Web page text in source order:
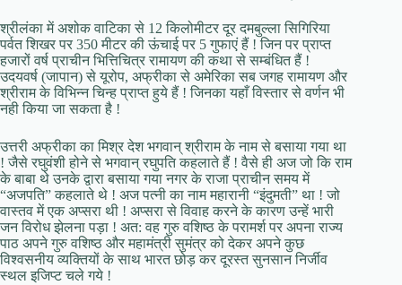
श्रीलंका में अशोक वाटिका से 12 किलोमीटर दूर दमबुल्ला सिगिरिया
पर्वत शिखर पर 350 मीटर की ऊंचाई पर 5 गुफाएं हैं ! जिन पर प्राप्त
हजारों वर्ष प्राचीन भित्तिचित्र रामायण की कथा से सम्बंधित हैं !
उदयवर्ष (जापान) से यूरोप, अफ्रीका से अमेरिका सब जगह रामायण और
श्रीराम के विभिन्न चिन्ह प्राप्त हुये हैं ! जिनका यहाँ विस्तार से वर्णन भी
नही किया जा सकता है !
उत्तरी अफ्रीका का मिश्र देश भगवान् श्रीराम के नाम से बसाया गया था
! जैसे रघुवंशी होने से भगवान् रघुपति कहलाते हैं ! वैसे ही अज जो कि राम
के बाबा थे उनके द्वारा बसाया गया नगर के राजा प्राचीन समय में
“अजपति” कहलाते थे ! अज पत्नी का नाम महारानी “इंदुमती” था ! जो
वास्तव में एक अप्सरा थी ! अप्सरा से विवाह करने के कारण उन्हें भारी
जन विरोध झेलना पड़ा ! अत: वह गुरु वशिष्ठ के परामर्श पर अपना राज्य
पाठ अपने गुरु वशिष्ठ और महामंत्री सुमंत्र को देकर अपने कुछ
विश्वसनीय व्यक्तियों के साथ भारत छोड़ कर दूरस्त सुनसान निर्जीव
स्थल इजिप्ट चले गये !